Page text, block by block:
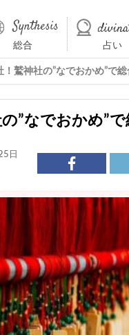
総合 占い
鷲神社の”なでおかめ”で
”なでおかめ”
日